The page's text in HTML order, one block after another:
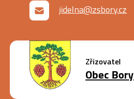
jidelna@zsbory.cz
Zřizovatel
Obec Bory